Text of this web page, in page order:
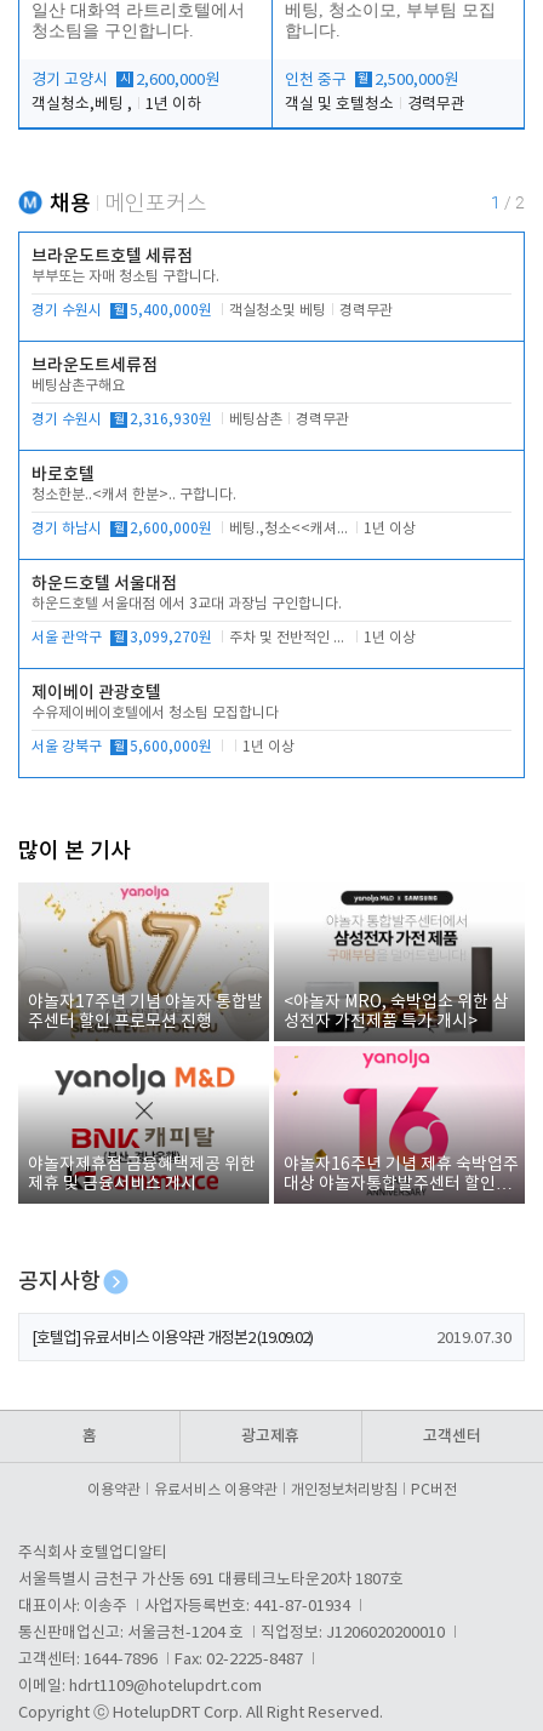
일산 대화역 라트리호텔에서
청소팀을 구인합니다.
경기 고양시 시
2,600,000원
객실청소,베팅 ,
1년 이하
베팅, 청소이모, 부부팀 모집
합니다.
인천 중구 월 2,500,000원
객실 및 호텔청소
경력무관
채용 메인포커스 1 / 2
브라운도트호텔 세류점
부부또는 자매 청소팀 구합니다.
경기 수원시 월 5,400,000원 객실청소및 베팅 경력무관
브라운도트세류점
베팅삼촌구해요
경기 수원시 월 2,316,930원 베팅삼촌 경력무관
바로호텔
청소한분..<캐셔 한분>.. 구합니다.
경기 하남시 월 2,600,000원 베팅.,청소<<캐셔 모셔봅니다. 1년 이상
하운드호텔 서울대점
하운드호텔 서울대점 에서 3교대 과장님 구인합니다.
서울 관악구 월 3,099,270원 주차 및 전반적인 당번업무 1년 이상
제이베이 관광호텔
수유제이베이호텔에서 청소팀 모집합니다
서울 강북구 월 5,600,000원 1년 이상
많이 본 기사
야놀자17주년 기념 야놀자 통합발
주센터 할인 프로모션 진행
<야놀자 MRO, 숙박업소 위한 삼
성전자 가전제품 특가 개시>
야놀자제휴점 금융혜택제공 위한
제휴 및 금융서비스 게시
야놀자16주년 기념 제휴 숙박업주
대상 야놀자통합발주센터 할인쿠
폰 증정
공지사항
[호텔업] 개인정보 처리방침 개정본1 (19.09.02)
[호텔업] 유료서비스 이용약관 개정본2 (19.09.02) 2019.07.30
홈 광고제휴 고객센터
이용약관 유료서비스 이용약관 개인정보처리방침 PC버전
주식회사 호텔업디알티
서울특별시 금천구 가산동 691 대륭테크노타운20차 1807호
대표이사: 이송주
사업자등록번호: 441-87-01934
통신판매업신고: 서울금천-1204 호
직업정보: J1206020200010
고객센터: 1644-7896
Fax: 02-2225-8487
이메일: hdrt1109@hotelupdrt.com
Copyright ⓒ HotelupDRT Corp. All Right Reserved.